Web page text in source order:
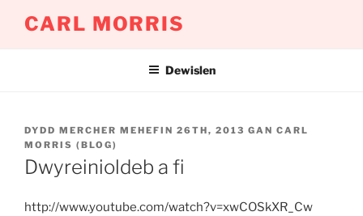
CARL MORRIS
Dewislen
COFNODWYD
AR
DYDD MERCHER MEHEFIN 26TH, 2013 GAN CARL
MORRIS (BLOG)
Dwyreinioldeb a fi
http://www.youtube.com/watch?v=xwCOSkXR_Cw